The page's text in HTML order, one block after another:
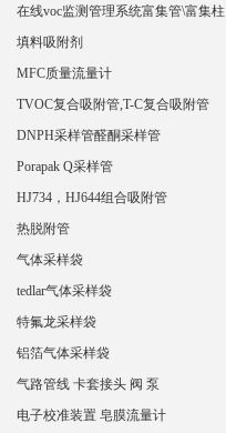
在线voc监测管理系统富集管\富集柱
填料吸附剂
MFC质量流量计
TVOC复合吸附管,T-C复合吸附管
DNPH采样管醛酮采样管
Porapak Q采样管
HJ734，HJ644组合吸附管
热脱附管
气体采样袋
tedlar气体采样袋
特氟龙采样袋
铝箔气体采样袋
气路管线 卡套接头 阀 泵
电子校准装置 皂膜流量计